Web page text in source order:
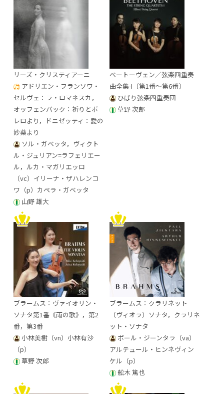
リーズ・クリスティアーニ
アドリエン・フランソワ・
セルヴェ：ラ・ロマネスカ，
オッフェンバック：祈りとボ
レロより，ドニゼッティ：愛の
妙薬より
ソル・ガベッタ，ヴィクト
ル・ジュリアン=ラフェリエー
ル，ルカ・マガリエッロ
（vc）イリーナ・ザハレンコ
ワ（p）カペラ・ガベッタ
山野 雄大
ベートーヴェン／弦楽四重奏
曲全集-I〔第1番～第6番〕
ひばり弦楽四重奏団
草野 次郎
ブラームス：ヴァイオリン・
ソナタ第1番《雨の歌》，第2
番，第3番
小林美樹（vn）小林有沙
（p）
草野 次郎
ブラームス：クラリネット
（ヴィオラ）ソナタ，クラリネ
ット・ソナタ
ポール・ジーンタラ（va）
アルテュール・ヒンネヴィン
ケル（p）
舩木 篤也